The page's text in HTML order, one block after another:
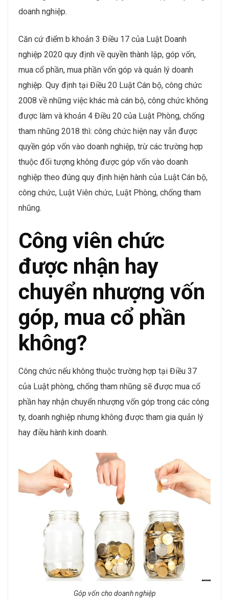
doanh nghiệp.
Căn cứ điểm b khoản 3 Điều 17 của Luật Doanh
nghiệp 2020 quy định về quyền thành lập, góp vốn,
mua cổ phần, mua phần vốn góp và quản lý doanh
nghiệp. Quy định tại Điều 20 Luật Cán bộ, công chức
2008 về những việc khác mà cán bộ, công chức không
được làm và khoản 4 Điều 20 của Luật Phòng, chống
tham nhũng 2018 thì: công chức hiện nay vẫn được
quyền góp vốn vào doanh nghiệp, trừ các trường hợp
thuộc đối tượng không được góp vốn vào doanh
nghiệp theo đúng quy định hiện hành của Luật Cán bộ,
công chức, Luật Viên chức, Luật Phòng, chống tham
nhũng.
Công viên chức
được nhận hay
chuyển nhượng vốn
góp, mua cổ phần
không?
Công chức nếu không thuộc trường hợp tại Điều 37
của Luật phòng, chống tham nhũng sẽ được mua cổ
phần hay nhận chuyển nhượng vốn góp trong các công
ty, doanh nghiệp nhưng không được tham gia quản lý
hay điều hành kinh doanh.
Góp vốn cho doanh nghiệp